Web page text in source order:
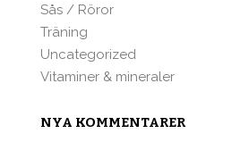
Sås / Röror
Träning
Uncategorized
Vitaminer & mineraler
NYA KOMMENTARER